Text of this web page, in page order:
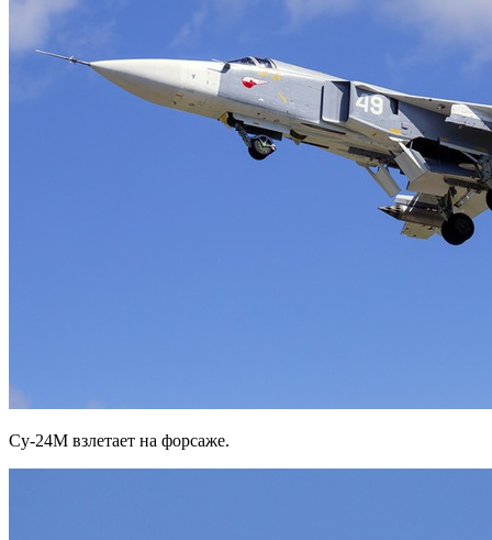
Су-24М взлетает на форсаже.